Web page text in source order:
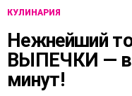
КУЛИНАРИЯ
Нежнейший
ВЫПЕЧКИ —
минут!